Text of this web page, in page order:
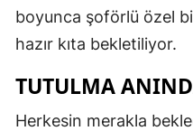
boyunca şoförlü özel
hazır kıta bekletiliyor.
TUTULMA
Herkesin merakla